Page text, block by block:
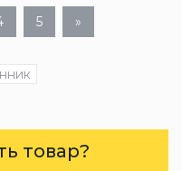
5 »
товар?